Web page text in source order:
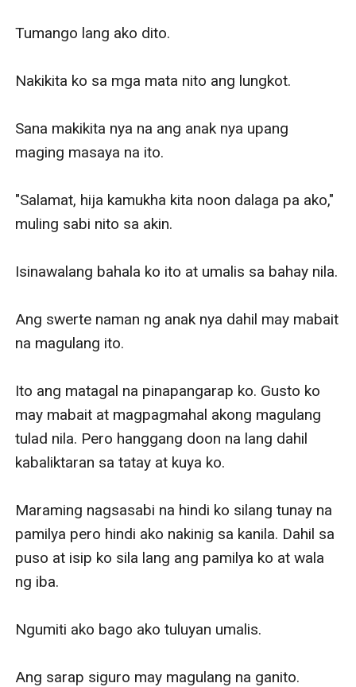
Tumango lang ako dito.
Nakikita ko sa mga mata nito ang lungkot.
Sana makikita nya na ang anak nya upang
maging masaya na ito.
"Salamat, hija kamukha kita noon dalaga pa ako,"
muling sabi nito sa akin.
Isinawalang bahala ko ito at umalis sa bahay nila.
Ang swerte naman ng anak nya dahil may mabait
na magulang ito.
Ito ang matagal na pinapangarap ko. Gusto ko
may mabait at magpagmahal akong magulang
tulad nila. Pero hanggang doon na lang dahil
kabaliktaran sa tatay at kuya ko.
Maraming nagsasabi na hindi ko silang tunay na
pamilya pero hindi ako nakinig sa kanila. Dahil sa
puso at isip ko sila lang ang pamilya ko at wala
ng iba.
Ngumiti ako bago ako tuluyan umalis.
Ang sarap siguro may magulang na ganito.